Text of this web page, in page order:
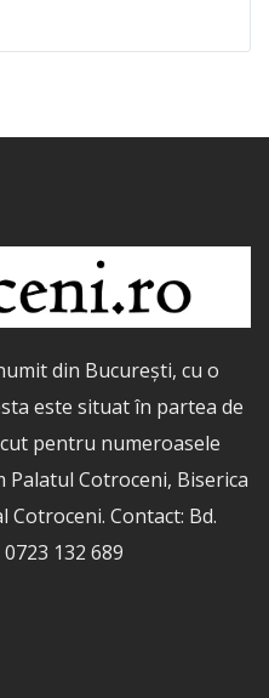
din București, cu o
este situat în partea de
pentru numeroasele
Cotroceni, Biserica
Contact: Bd.
132 689